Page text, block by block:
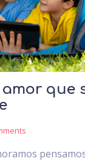
que